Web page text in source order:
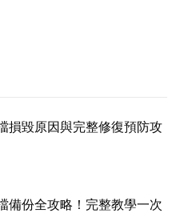
損毀原因與完整修復預防攻
備份全攻略！完整教學一次